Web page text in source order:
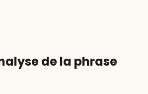
de la phrase